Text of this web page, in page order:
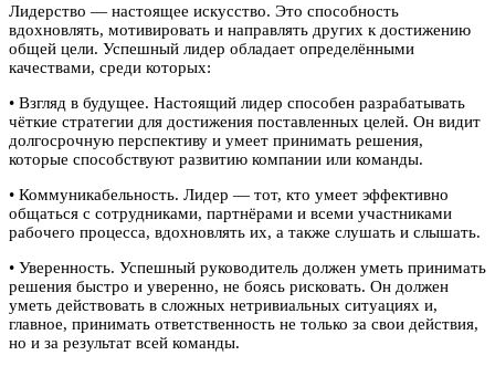
Лидерство — настоящее искусство. Это способность
вдохновлять, мотивировать и направлять других к достижению
общей цели. Успешный лидер обладает определёнными
качествами, среди которых:
• Взгляд в будущее. Настоящий лидер способен разрабатывать
чёткие стратегии для достижения поставленных целей. Он видит
долгосрочную перспективу и умеет принимать решения,
которые способствуют развитию компании или команды.
• Коммуникабельность. Лидер — тот, кто умеет эффективно
общаться с сотрудниками, партнёрами и всеми участниками
рабочего процесса, вдохновлять их, а также слушать и слышать.
• Уверенность. Успешный руководитель должен уметь принимать
решения быстро и уверенно, не боясь рисковать. Он должен
уметь действовать в сложных нетривиальных ситуациях и,
главное, принимать ответственность не только за свои действия,
но и за результат всей команды.